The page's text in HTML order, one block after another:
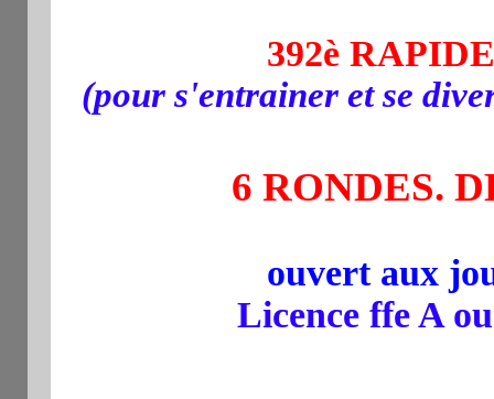
392è
(pour s'entrainer et se
6 RONDES.
ouvert aux
Licence ffe A